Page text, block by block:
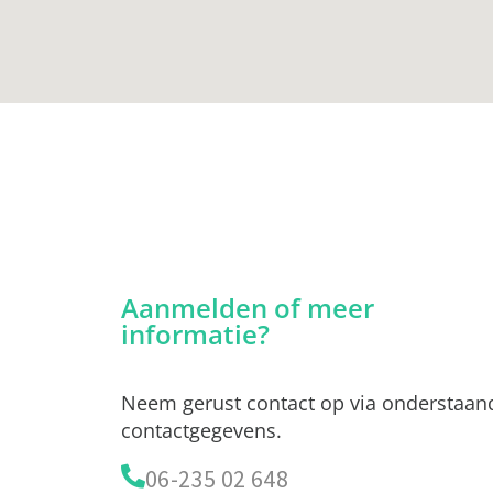
Aanmelden of meer
informatie?
Neem gerust contact op via
contactgegevens.
06-235 02 648